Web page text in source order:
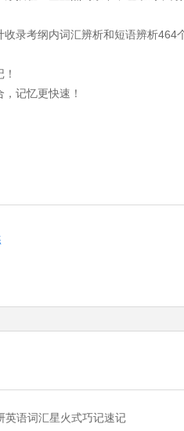
录考纲内词汇辨析和短语辨析
记忆更快速！
英语词汇星火式巧记速记